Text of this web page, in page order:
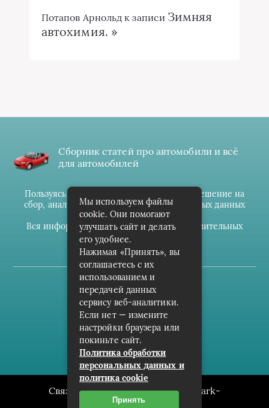
Потапов Арнольд к записи Зимняя
автохимия. »
Сборник статей про автомобили и всё
для автомобилей
Пользуясь данным ресурсом вы даёте разрешение на
сбор, анализ и хранение своих персональных данных
согласноПравилам
Вся информация предоставлена в ознакомительных
целях.
(c) cpark-avto.ru
Карта сайта
О проекте
Архив
Связаться с редакцией сайта: cpark-
avto.ru@mailwebsite.ru
Мы используем файлы
cookie. Они помогают
улучшать сайт и делать
его удобнее.
Нажимая «Принять», вы
соглашаетесь с их
использованием и
передачей данных
сервису веб-аналитики.
Если нет — измените
настройки браузера или
покиньте сайт.
Политика обработки
персональных данных и
политика cookie
Принять